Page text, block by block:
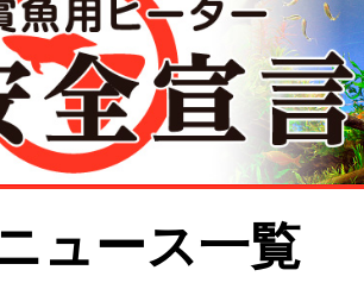
ュース一覧